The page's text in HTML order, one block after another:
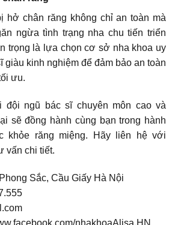
hở chân răng không chỉ an toàn mà
ngừa tình trạng nha chu tiến triển
trọng là lựa chọn cơ sở nha khoa uy
giàu kinh nghiệm để đảm bảo an toàn
ưu.
đội ngũ bác sĩ chuyên môn cao và
sẽ đồng hành cùng bạn trong hành
khỏe răng miệng. Hãy liên hệ với
vấn chi tiết.
Sắc, Cầu Giấy Hà Nội
nhakhoaAlisa.HN